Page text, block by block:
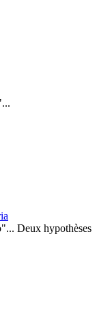
Deux hypothèses